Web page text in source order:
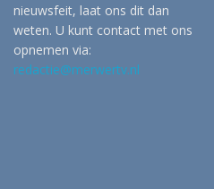
nieuwsfeit, laat ons dit dan
weten. U kunt contact met ons
opnemen via:
redactie@merwertv.nl